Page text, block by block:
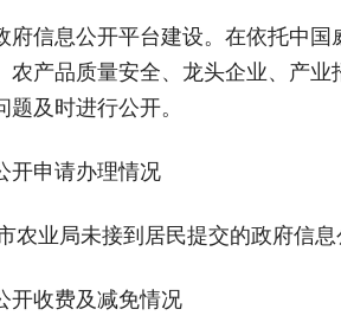
信息公开平台建设。在依托中国
农产品质量安全、龙头企业、产
及时进行公开。
申请办理情况
业局未接到居民提交的政府信息
收费及减免情况